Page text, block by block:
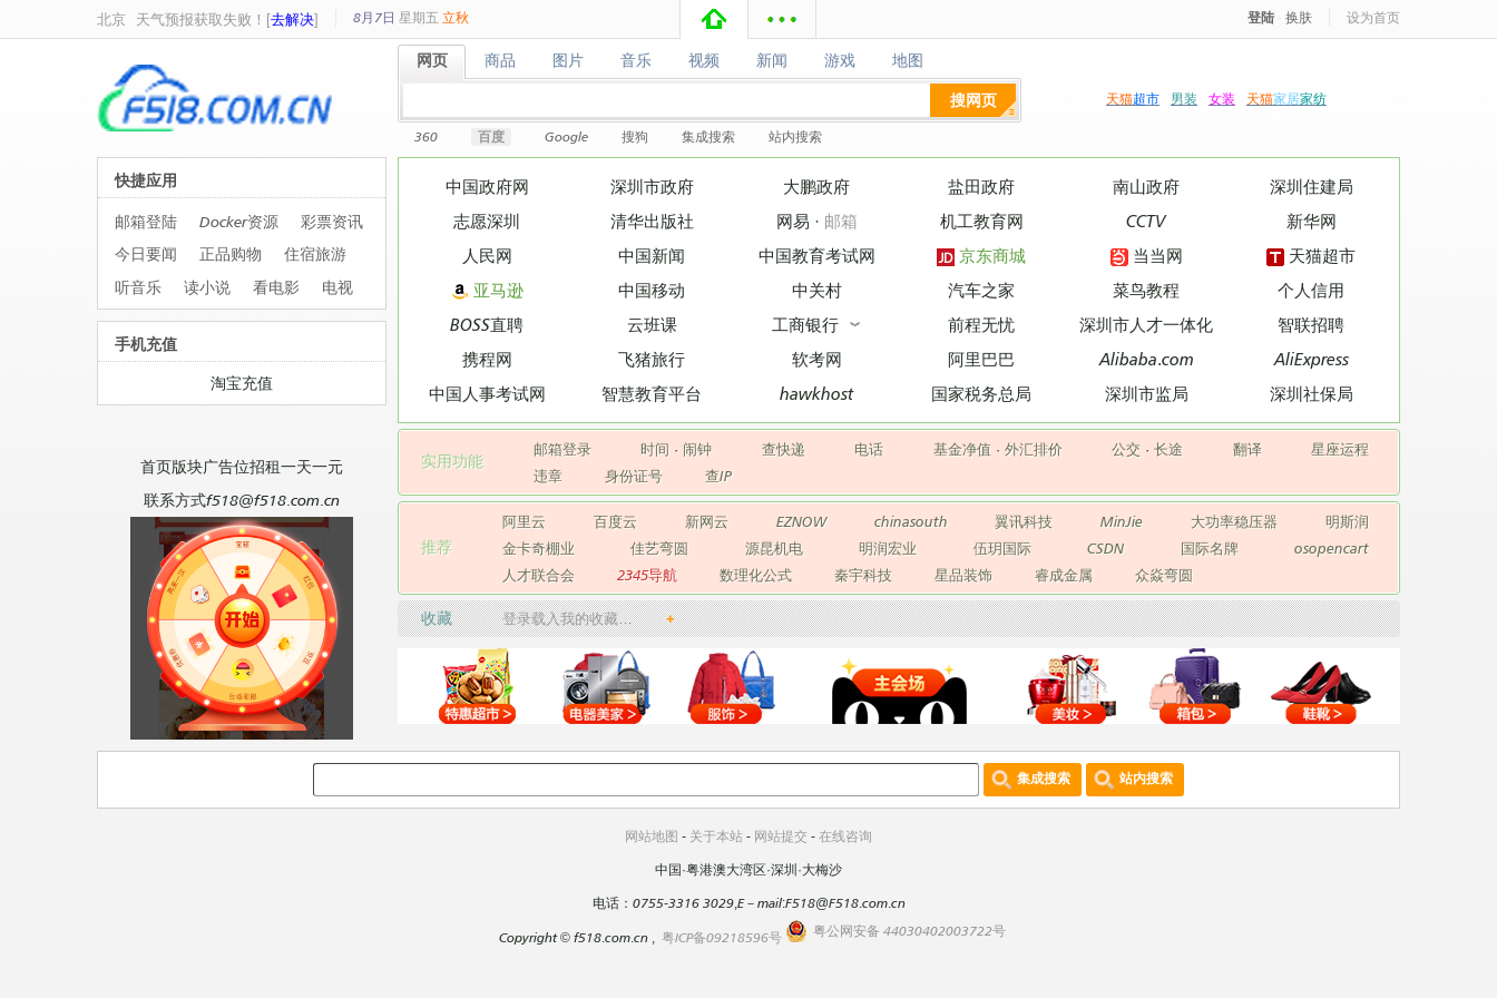
北京 天气预报获取失败！[去解决] 8月7日 星期五 立秋 登陆 换肤 设为首页
网页
网页 商品
商品 图片
图片 音乐
音乐 视频
视频 新闻
新闻 游戏
游戏 地图
地图
搜网页
360 百度 Google 搜狗 集成搜索 站内搜索
天猫超市 男装 女装 天猫家居家纺
中国政府网 深圳市政府 大鹏政府 盐田政府 南山政府
深圳住建局
志愿深圳
清华出版社 网易 · 邮箱 机工教育网 CCTV
新华网
人民网
中国新闻 中国教育考试网 京东商城 当当网
天猫超市
亚马逊
中国移动 中关村 汽车之家 菜鸟教程
个人信用
BOSS直聘
云班课 工商银行 ︾ 前程无忧 深圳市人才一体化
智联招聘
携程网
飞猪旅行 软考网 阿里巴巴 Alibaba.com
AliExpress
中国人事考试网
智慧教育平台 hawkhost 国家税务总局 深圳市监局 深圳社保局
实用功能
邮箱登录 时间 · 闹钟 查快递 电话 基金净值· 外汇排价 公交 ·长途 翻译
星座运程
违章
身份证号 查IP
推荐
阿里云 百度云 新网云 EZNOW chinasouth 翼讯科技 MinJie 大功率稳压器
明斯润
金卡奇棚业
佳艺弯圆 源昆机电 明润宏业 伍玥国际 CSDN 国际名牌
osopencart
人才联合会
2345导航 数理化公式 秦宇科技 星品装饰 睿成金属 众焱弯圆
收藏 登录载入我的收藏… +
快捷应用
邮箱登陆 Docker资源
彩票资讯
今日要闻
正品购物
住宿旅游
听音乐
读小说 看电影 电视
手机充值
淘宝充值
首页版块广告位招租一天一元
联系方式f518@f518.com.cn
集成搜索 站内搜索
网站地图 - 关于本站 - 网站提交 - 在线咨询
中国·粤港澳大湾区·深圳·大梅沙
电话：0755-3316 3029,E－mail:F518@F518.com.cn
Copyright©f518.com.cn , 粤ICP备09218596号 粤公网安备 44030402003722号